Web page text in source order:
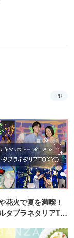
PR
花火で夏を満喫！
タプラネタリアTO